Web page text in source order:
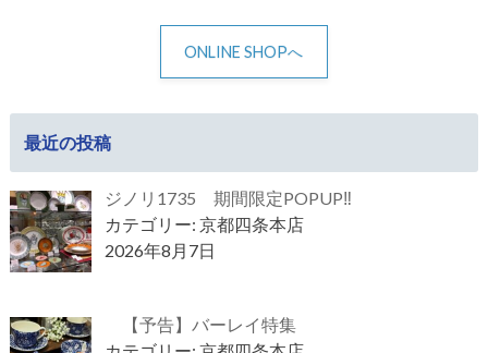
ONLINE SHOPへ
最近の投稿
ジノリ1735 期間限定POPUP‼
カテゴリー: 京都四条本店
2026年8月7日
【予告】バーレイ特集